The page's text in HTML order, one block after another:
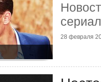
28 февраля